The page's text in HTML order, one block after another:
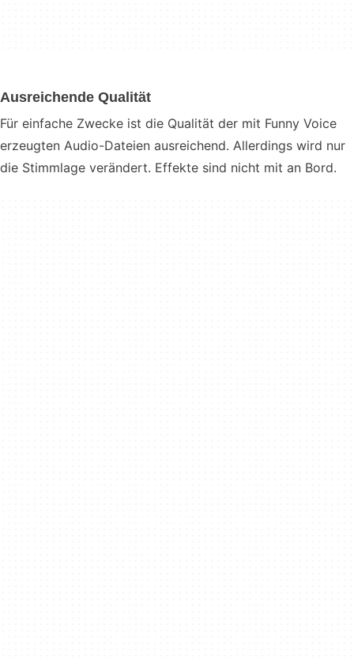
Ausreichende Qualität
Für einfache Zwecke ist die Qualität der mit Funny Voice
erzeugten Audio-Dateien ausreichend. Allerdings wird nur
die Stimmlage verändert. Effekte sind nicht mit an Bord.